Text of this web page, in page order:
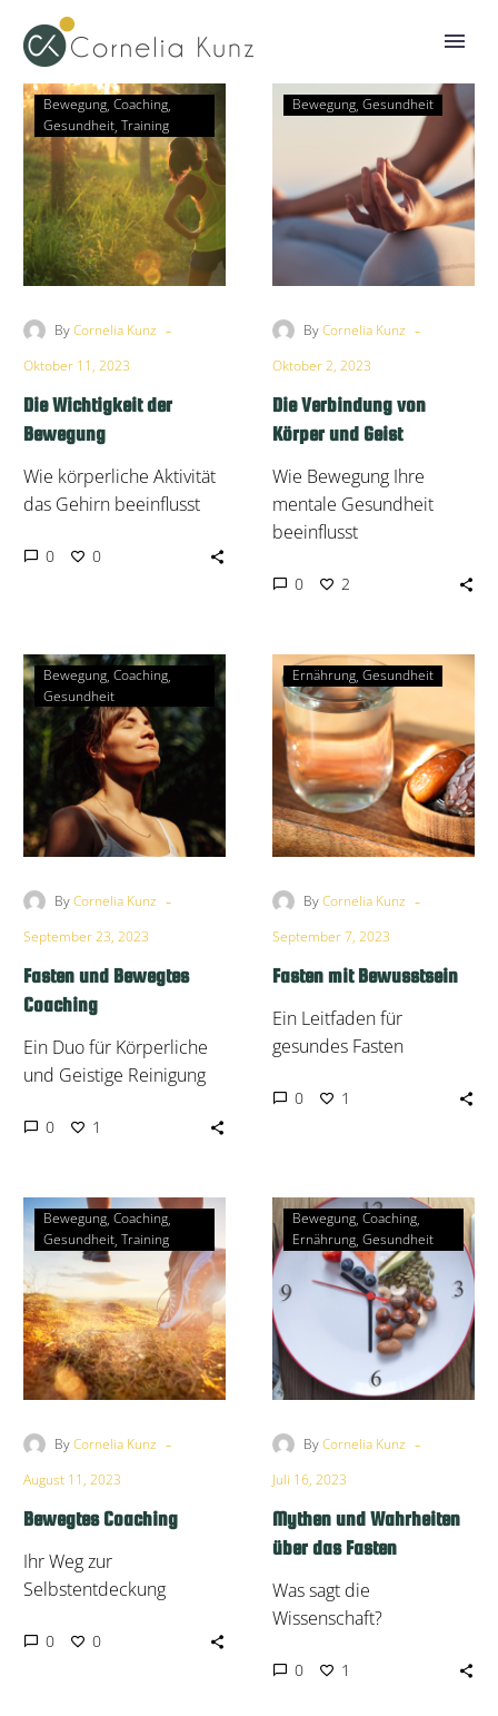
Bewegung Coaching
Gesundheit Training
ByCornelia Kunz -
Oktober 11, 2023
Die Wichtigkeit der
Bewegung
Wie körperliche Aktivität
das Gehirn beeinflusst
0 0
Bewegung Gesundheit
ByCornelia Kunz -
Oktober 2, 2023
Die Verbindung von
Körper und Geist
Wie Bewegung Ihre
mentale Gesundheit
beeinflusst
0 2
Bewegung Coaching
Gesundheit
ByCornelia Kunz -
September 23, 2023
Fasten und Bewegtes
Coaching
Ein Duo für Körperliche
und Geistige Reinigung
0 1
Ernährung Gesundheit
ByCornelia Kunz -
September 7, 2023
Fasten mit Bewusstsein
Ein Leitfaden für
gesundes Fasten
0 1
Bewegung Coaching
Gesundheit Training
ByCornelia Kunz -
August 11, 2023
Bewegtes Coaching
Ihr Weg zur
Selbstentdeckung
0 0
Bewegung Coaching
Ernährung Gesundheit
ByCornelia Kunz -
Juli 16, 2023
Mythen und Wahrheiten
über das Fasten
Was sagt die
Wissenschaft?
0 1